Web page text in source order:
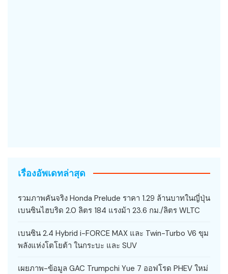
เรื่องอัพเดทล่าสุด
รวมภาพคันจริง Honda Prelude ราคา 1.29 ล้านบาทในญี่ปุ่น
เบนซินไฮบริด 2.0 ลิตร 184 แรงม้า 23.6 กม./ลิตร WLTC
เบนซิน 2.4 Hybrid i-FORCE MAX และ Twin-Turbo V6 ขุม
พลังแห่งโตโยต้า ในกระบะ และ SUV
เผยภาพ-ข้อมูล GAC Trumpchi Yue 7 ออฟโรด PHEV ใหม่